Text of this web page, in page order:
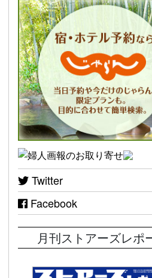
Twitter
Facebook
月刊ストアーズレポ